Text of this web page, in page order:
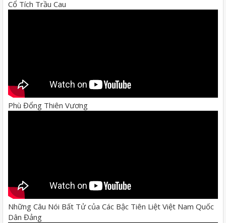
Cổ Tích Trầu Cau
Phù Đổng Thiên Vương
Những Câu Nói Bất Tử của Các Bậc Tiên Liệt Việt Nam Quốc
Dân Đảng